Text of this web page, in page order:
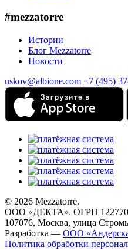
#mezzatorre
Истории
Блог Mezzatorre
Новости
uskov@albione.com +7 (495)
© 2026 Mezzatorre.
ООО «ДЕКТА». ОГРН
107076, Москва, улица
Разработка — ООО
Политика обработки